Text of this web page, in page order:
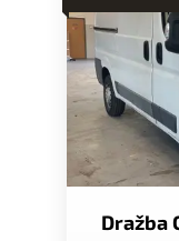
Dražba